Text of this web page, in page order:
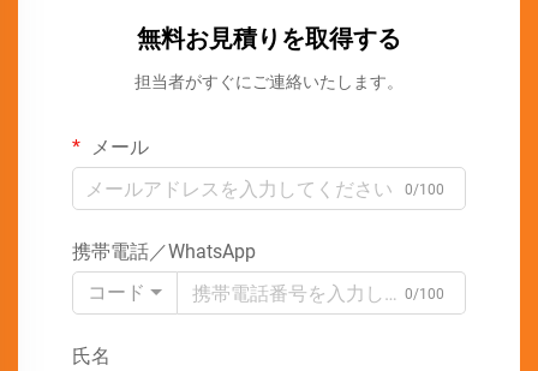
無料お見積りを取得する
担当者がすぐにご連絡いたします。
メール
0/100
携帯電話／WhatsApp
コード
0/100
氏名